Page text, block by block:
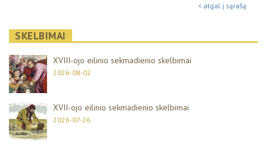
< atgal į sąrašą
SKELBIMAI
XVIII-ojo eilinio sekmadienio skelbimai
2026-08-02
XVII-ojo eilinio sekmadienio skelbimai
2026-07-26